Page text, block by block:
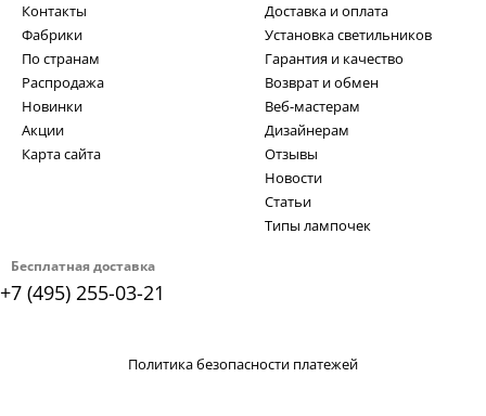
Бесплатная доставка
+7 (495) 255-03-21
Контакты
Фабрики
По странам
Распродажа
Новинки
Акции
Карта сайта
Доставка и оплата
Установка светильников
Гарантия и качество
Возврат и обмен
Веб-мастерам
Дизайнерам
Отзывы
Новости
Статьи
Типы лампочек
Политика безопасности платежей